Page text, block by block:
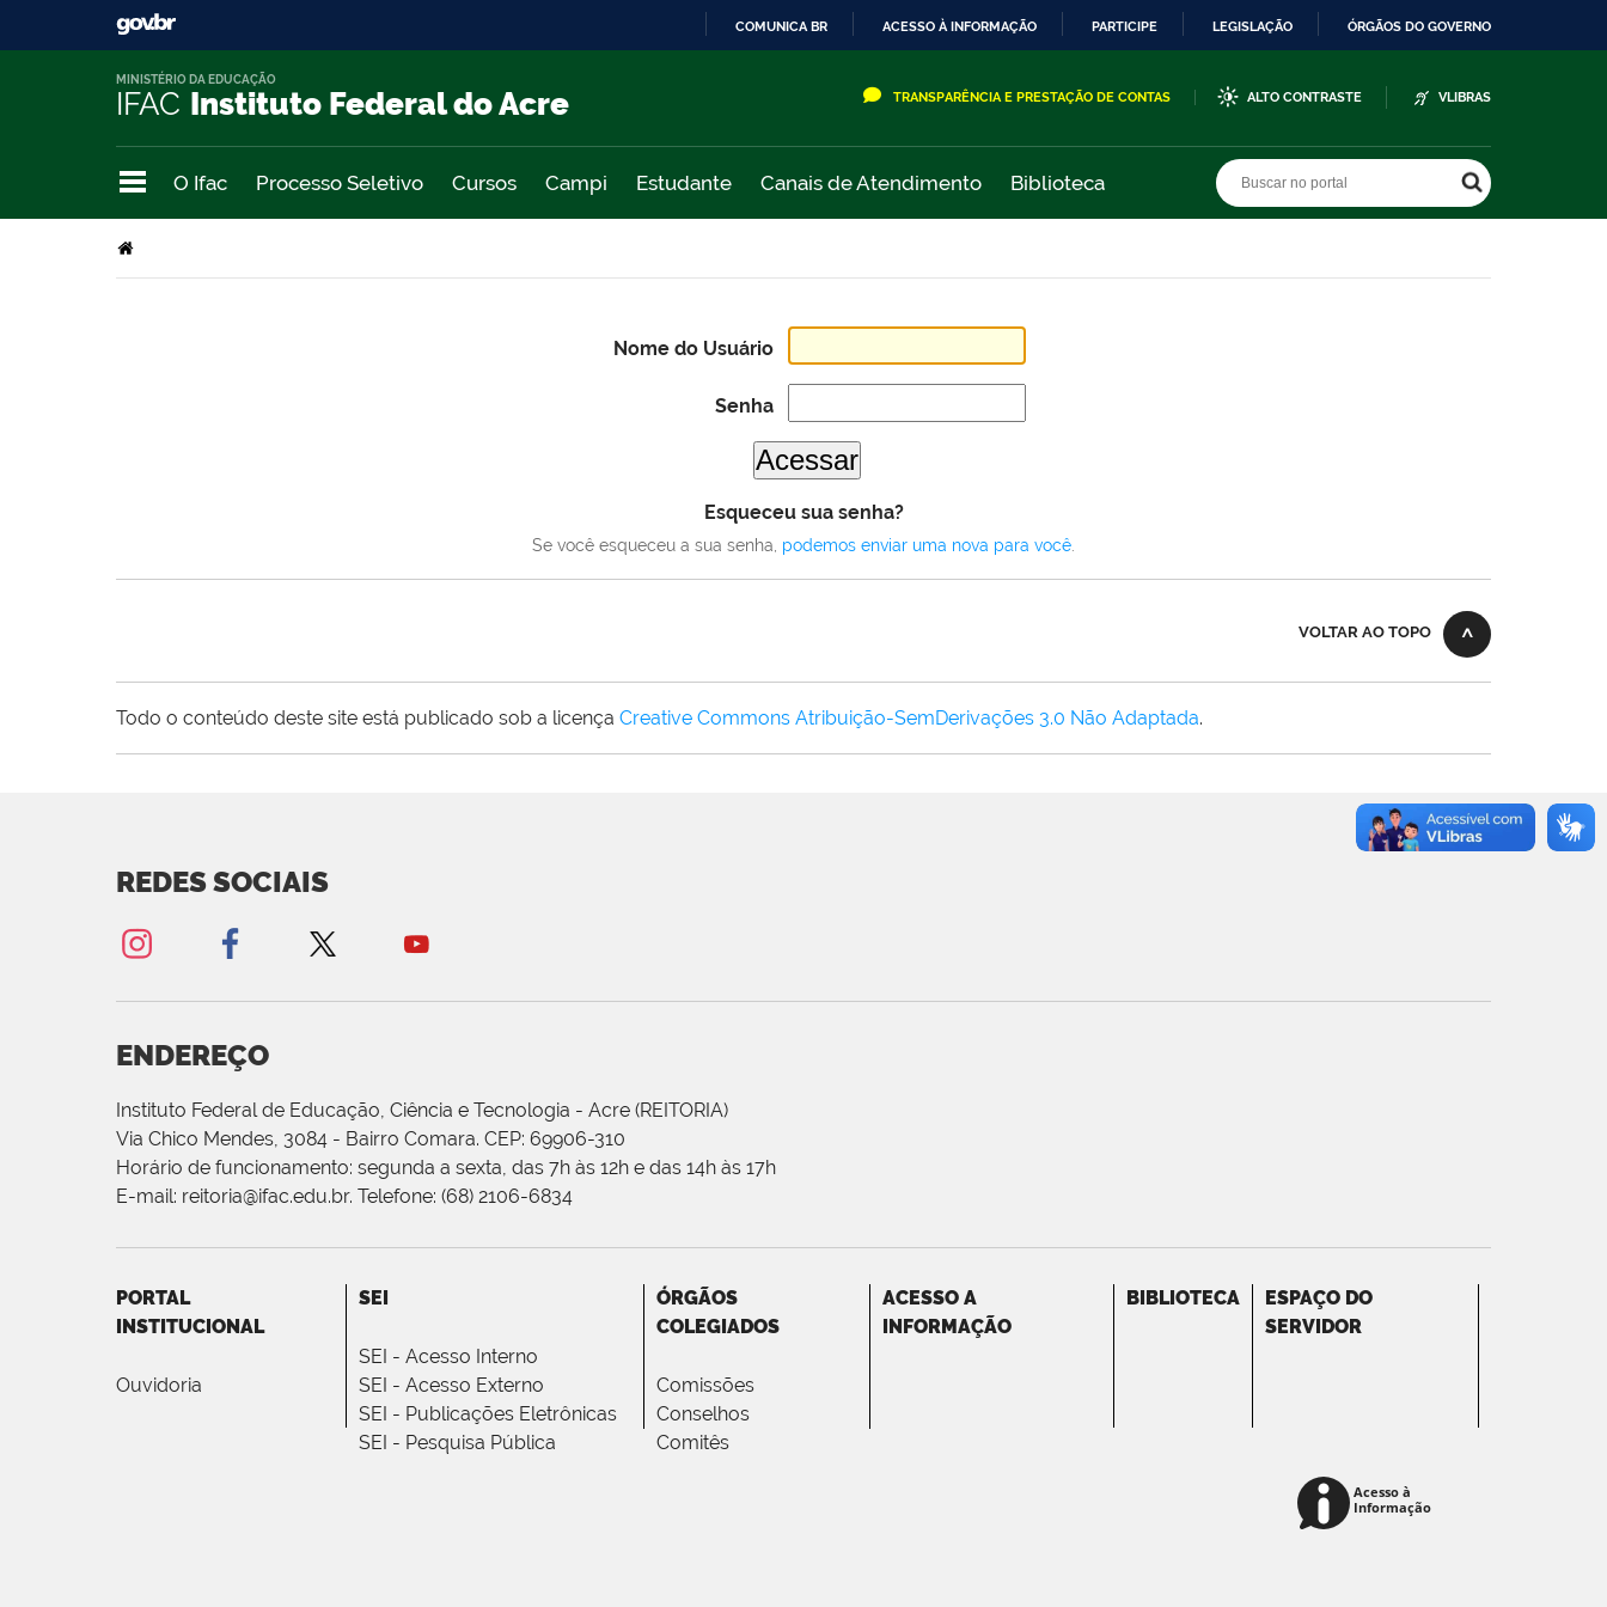
COMUNICA BR ACESSO À INFORMAÇÃO PARTICIPE LEGISLAÇÃO ÓRGÃOS DO GOVERNO
IFAC Instituto Federal do Acre
MINISTÉRIO DA EDUCAÇÃO
TRANSPARÊNCIA E PRESTAÇÃO DE CONTAS ALTO CONTRASTE VLIBRAS
O Ifac Processo Seletivo Cursos Campi Estudante Canais de Atendimento Biblioteca
Nome do Usuário
Senha
Esqueceu sua senha?
Se você esqueceu a sua senha, podemos enviar uma nova para você
VOLTAR AO TOPO
Todo o conteúdo deste site está publicado sob a licença Creative Commons Atribuição-SemDerivações 3.0 Não Adaptada.
REDES SOCIAIS
ENDEREÇO
Instituto Federal de Educação, Ciência e Tecnologia - Acre (REITORIA)
Via Chico Mendes, 3084 - Bairro Comara. CEP: 69906-310
Horário de funcionamento: segunda a sexta, das 7h às 12h e das 14h às 17h
E-mail: reitoria@ifac.edu.br. Telefone: (68) 2106-6834
PORTAL
INSTITUCIONAL
Ouvidoria
SEI
SEI - Acesso Interno
SEI - Acesso Externo
SEI - Publicações Eletrônicas
SEI - Pesquisa Pública
ÓRGÃOS
COLEGIADOS
Comissões
Conselhos
Comitês
ACESSO A
INFORMAÇÃO
BIBLIOTECA
ESPAÇO DO
SERVIDOR